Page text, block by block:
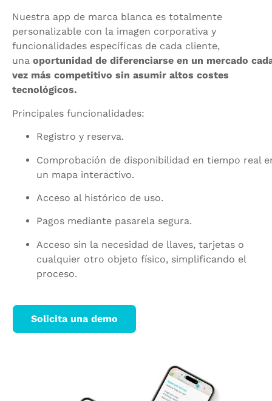
Nuestra app de marca blanca es totalmente
personalizable con la imagen corporativa y
funcionalidades específicas de cada cliente,
una oportunidad de diferenciarse en un mercado
vez más competitivo sin asumir altos costes
tecnológicos.
Principales funcionalidades:
Registro y reserva.
Comprobación de disponibilidad en tiempo real
un mapa interactivo.
Acceso al histórico de uso.
Pagos mediante pasarela segura.
Acceso sin la necesidad de llaves, tarjetas o
cualquier otro objeto físico, simplificando el
proceso.
Solicita una demo